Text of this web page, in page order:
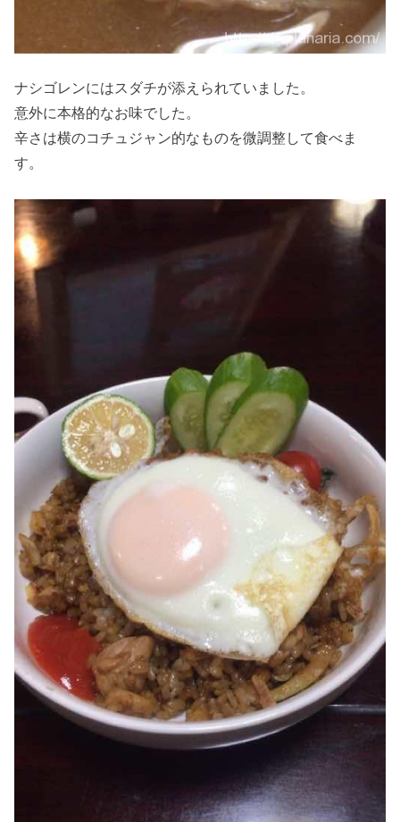
ナシゴレンにはスダチが添えられていました。
意外に本格的なお味でした。
辛さは横のコチュジャン的なものを微調整して食べま
す。